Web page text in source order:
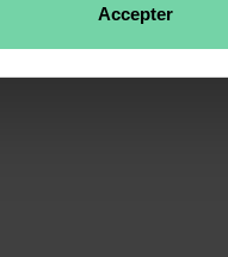
Accepter